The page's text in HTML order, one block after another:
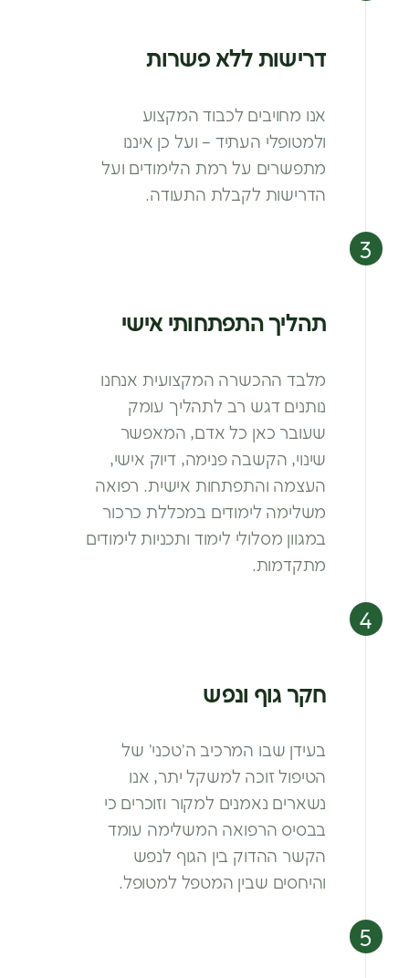
דרישות ללא פשרות
אנו מחויבים לכבוד המקצוע
ולמטופלי העתיד – ועל כן איננו
מתפשרים על רמת הלימודים ועל
הדרישות לקבלת התעודה.
תהליך התפתחותי אישי
מלבד ההכשרה המקצועית אנחנו
נותנים דגש רב לתהליך עומק
שעובר כאן כל אדם, המאפשר
שינוי, הקשבה פנימה, דיוק אישי,
העצמה והתפתחות אישית. רפואה
משלימה לימודים במכללת כרכור
במגוון מסלולי לימוד ותכניות לימודים
מתקדמות.
חקר גוף ונפש
בעידן שבו המרכיב ה’טכני’ של
הטיפולזוכה למשקל יתר, אנו
נשארים נאמנים למקור וזוכרים כי
בבסיס הרפואה המשלימה עומד
הקשר ההדוק בין הגוף לנפש
והיחסים שבין המטפל למטופל.